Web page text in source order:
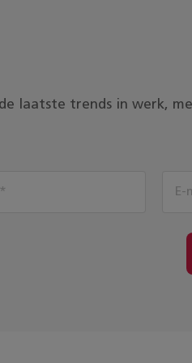
laatste trends in werk,